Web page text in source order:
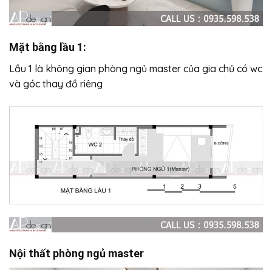
Mặt bằng lầu 1:
Lầu 1 là không gian phòng ngủ master của gia chủ có wc
và góc thay đồ riêng
Nội thất phòng ngủ master